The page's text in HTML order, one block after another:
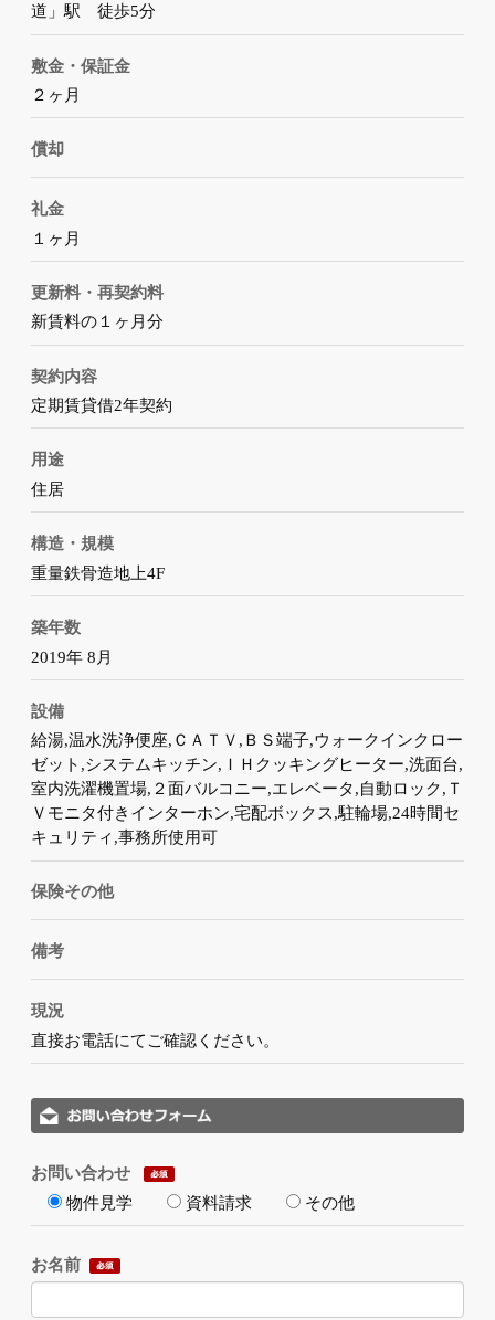
道」駅 徒歩5分
敷金・保証金
２ヶ月
償却
礼金
１ヶ月
更新料・再契約料
新賃料の１ヶ月分
契約内容
定期賃貸借2年契約
用途
住居
構造・規模
重量鉄骨造地上4F
築年数
2019年 8月
設備
給湯,温水洗浄便座,ＣＡＴＶ,ＢＳ端子,ウォークインクロー
ゼット,システムキッチン,ＩＨクッキングヒーター,洗面台,
室内洗濯機置場,２面バルコニー,エレベータ,自動ロック,Ｔ
Ｖモニタ付きインターホン,宅配ボックス,駐輪場,24時間セ
キュリティ,事務所使用可
保険その他
備考
現況
直接お電話にてご確認ください。
お問い合わせ
物件見学
資料請求 その他
お名前